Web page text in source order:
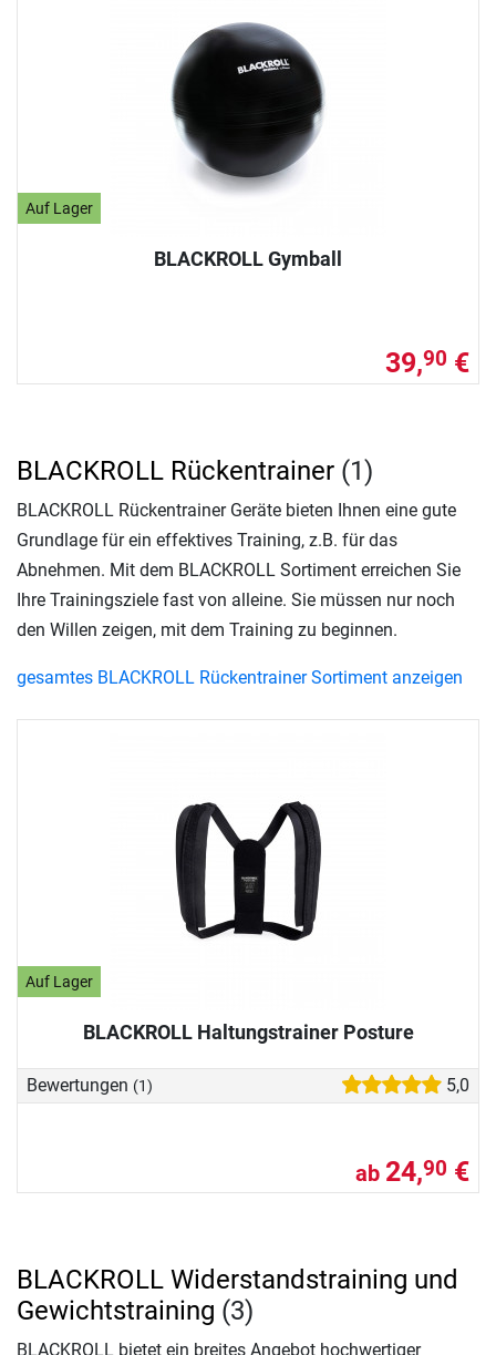
Auf Lager
BLACKROLL Gymball
39,90 €
Auf Lager
BLACKROLL Haltungstrainer Posture
Bewertungen (1) 5,0
ab 24,90 €
BLACKROLL Rückentrainer (1)
BLACKROLL Rückentrainer Geräte bieten Ihnen eine gute
Grundlage für ein effektives Training, z.B. für das
Abnehmen. Mit dem BLACKROLL Sortiment erreichen Sie
Ihre Trainingsziele fast von alleine. Sie müssen nur noch
den Willen zeigen, mit dem Training zu beginnen.
gesamtes BLACKROLL Rückentrainer Sortiment anzeigen
BLACKROLL Widerstandstraining und
Gewichtstraining (3)
BLACKROLL bietet ein breites Angebot hochwertiger